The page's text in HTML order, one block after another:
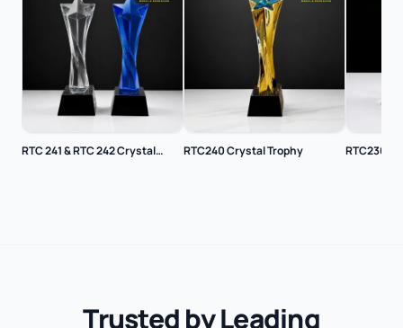
RTC 241 & RTC 242 Crystal
RTC240 Crystal Trophy RTC236
Trusted by Leading